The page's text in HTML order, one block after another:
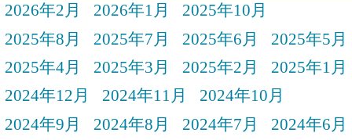
2026年2月
2026年1月
2025年10月
2025年8月
2025年7月 2025年6月
2025年5月
2025年4月
2025年3月 2025年2月
2025年1月
2024年12月
2024年11月
2024年10月
2024年9月
2024年8月 2024年7月
2024年6月